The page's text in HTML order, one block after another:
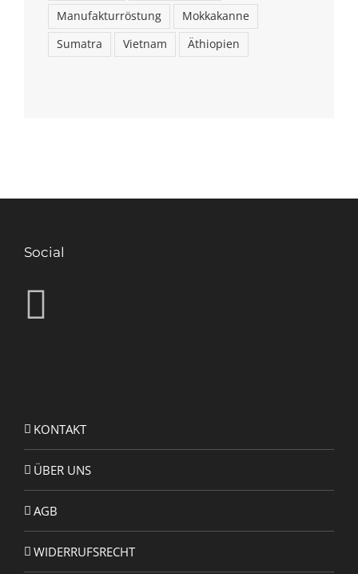
Manufakturröstung
Mokkakanne
Sumatra
Vietnam Äthiopien
Social
KONTAKT
ÜBER UNS
AGB
WIDERRUFSRECHT